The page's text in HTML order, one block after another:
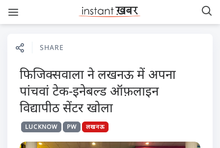
SHARE
फिजिक्सवाला ने लखनऊ में अपना
पांचवां टेक-इनेबल्ड ऑफ़लाइन
विद्यापीठ सेंटर खोला
LUCKNOW PW लखनऊ